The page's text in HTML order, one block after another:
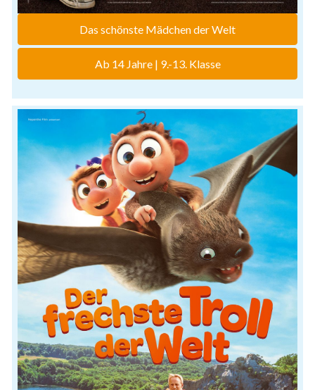
Das schönste Mädchen der Welt
Ab 14 Jahre | 9.-13. Klasse